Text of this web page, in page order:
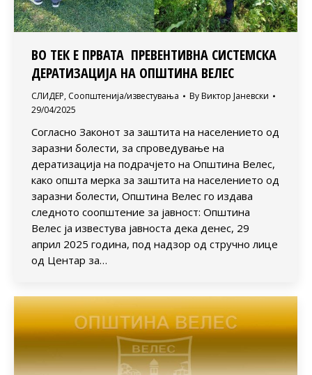
ВО ТЕК Е ПРВАТА ПРЕВЕНТИВНА СИСТЕМСКА
ДЕРАТИЗАЦИЈА НА ОПШТИНА ВЕЛЕС
СЛИДЕР, Соопштенија/известувања By Виктор Јаневски
29/04/2025
Согласно Законот за заштита на населението од
заразни болести, за спроведување на
дератизација на подрачјето на Општина Велес,
како општа мерка за заштита на населението од
заразни болести, Општина Велес го издава
следното соопштение за јавност: Општина
Велес ја известува јавноста дека денес, 29
април 2025 година, под надзор од стручно лице
од Центар за…